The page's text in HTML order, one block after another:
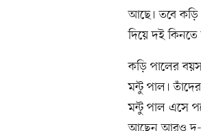
আছে। তবে কড়ি
দিয়ে দই কিনতে
কড়ি পালের
মন্টু পাল।
মন্টু পাল এসে